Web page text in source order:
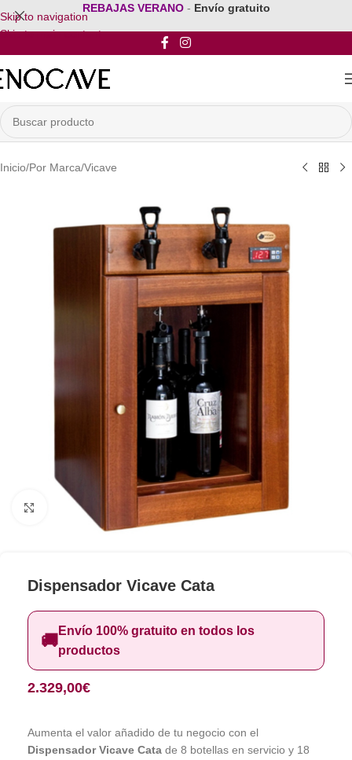
Skip to navigation
Skip to main content
REBAJAS VERANO - Envío gratuito
Inicio/Por Marca/Vicave
Clic para ampliar
Dispensador Vicave Cata
🚚Envío 100% gratuito en todos los
productos
2.329,00€
Aumenta el valor añadido de tu negocio con el
Dispensador Vicave Cata de 8 botellas en servicio y 18